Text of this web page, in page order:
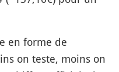
en forme de
on teste, moins on